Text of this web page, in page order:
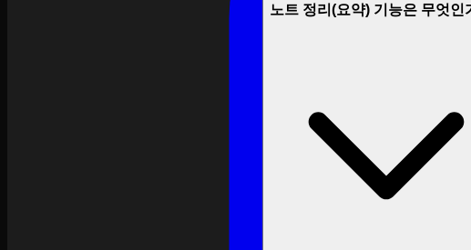
노트 정리(요약) 기능은 무엇인